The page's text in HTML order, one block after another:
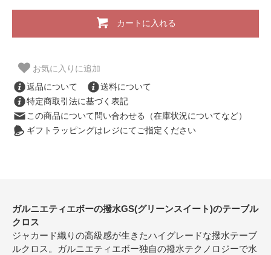
カートに入れる
お気に入りに追加
返品について
送料について
特定商取引法に基づく表記
この商品について問い合わせる（在庫状況についてなど）
ギフトラッピングはレジにてご指定ください
ガルニエティエボーの撥水GS(グリーンスイート)のテーブル
クロス
ジャカード織りの高級感が生きたハイグレードな撥水テーブ
ルクロス。ガルニエティエボー独自の撥水テクノロジーで水